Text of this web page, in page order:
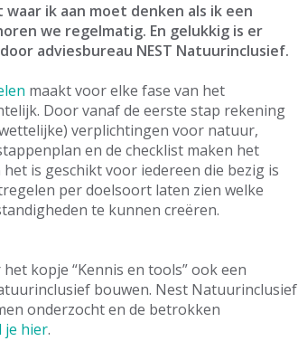
ik aan moet denken als ik een
we regelmatig. En gelukkig is er
adviesbureau NEST Natuurinclusief.
maakt voor elke fase van het
Door vanaf de eerste stap rekening
verplichtingen voor natuur,
en de checklist maken het
is geschikt voor iedereen die bezig is
per doelsoort laten zien welke
te kunnen creëren.
kopje “Kennis en tools” ook een
bouwen. Nest Natuurinclusief
onderzocht en de betrokken
je hier.